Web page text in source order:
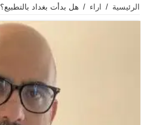
الرئيسية / اراء / هل بدأت بغداد بالتطبيع؟